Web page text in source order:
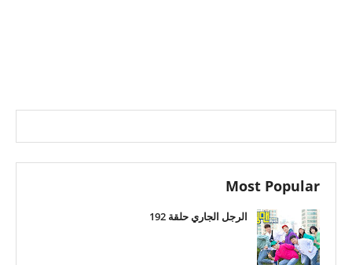
Most Popular
الرجل الجاري حلقة 192